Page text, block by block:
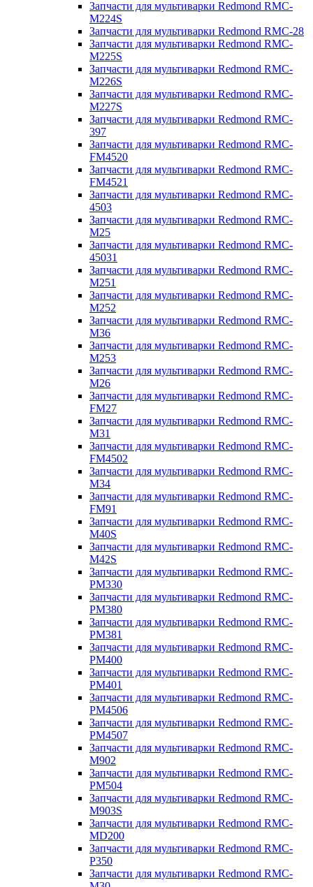
Запчасти для мультиварки Redmond RMC-
M224S
Запчасти для мультиварки Redmond RMC-28
Запчасти для мультиварки Redmond RMC-
M225S
Запчасти для мультиварки Redmond RMC-
M226S
Запчасти для мультиварки Redmond RMC-
M227S
Запчасти для мультиварки Redmond RMC-
397
Запчасти для мультиварки Redmond RMC-
FM4520
Запчасти для мультиварки Redmond RMC-
FM4521
Запчасти для мультиварки Redmond RMC-
4503
Запчасти для мультиварки Redmond RMC-
M25
Запчасти для мультиварки Redmond RMC-
45031
Запчасти для мультиварки Redmond RMC-
M251
Запчасти для мультиварки Redmond RMC-
M252
Запчасти для мультиварки Redmond RMC-
M36
Запчасти для мультиварки Redmond RMC-
M253
Запчасти для мультиварки Redmond RMC-
M26
Запчасти для мультиварки Redmond RMC-
FM27
Запчасти для мультиварки Redmond RMC-
M31
Запчасти для мультиварки Redmond RMC-
FM4502
Запчасти для мультиварки Redmond RMC-
M34
Запчасти для мультиварки Redmond RMC-
FM91
Запчасти для мультиварки Redmond RMC-
M40S
Запчасти для мультиварки Redmond RMC-
M42S
Запчасти для мультиварки Redmond RMC-
PM330
Запчасти для мультиварки Redmond RMC-
PM380
Запчасти для мультиварки Redmond RMC-
PM381
Запчасти для мультиварки Redmond RMC-
PM400
Запчасти для мультиварки Redmond RMC-
PM401
Запчасти для мультиварки Redmond RMC-
PM4506
Запчасти для мультиварки Redmond RMC-
PM4507
Запчасти для мультиварки Redmond RMC-
M902
Запчасти для мультиварки Redmond RMC-
PM504
Запчасти для мультиварки Redmond RMC-
M903S
Запчасти для мультиварки Redmond RMC-
MD200
Запчасти для мультиварки Redmond RMC-
P350
Запчасти для мультиварки Redmond RMC-